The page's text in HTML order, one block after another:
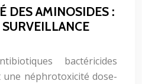
DES AMINOSIDES :
bactéricides
néphrotoxicité dose-